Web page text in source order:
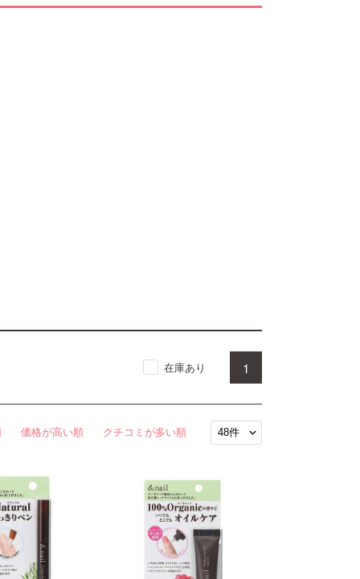
1
在庫あり
価格が高い順 クチコミが多い順